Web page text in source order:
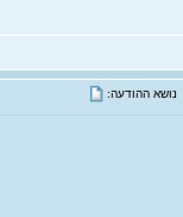
נושא ההודעה: